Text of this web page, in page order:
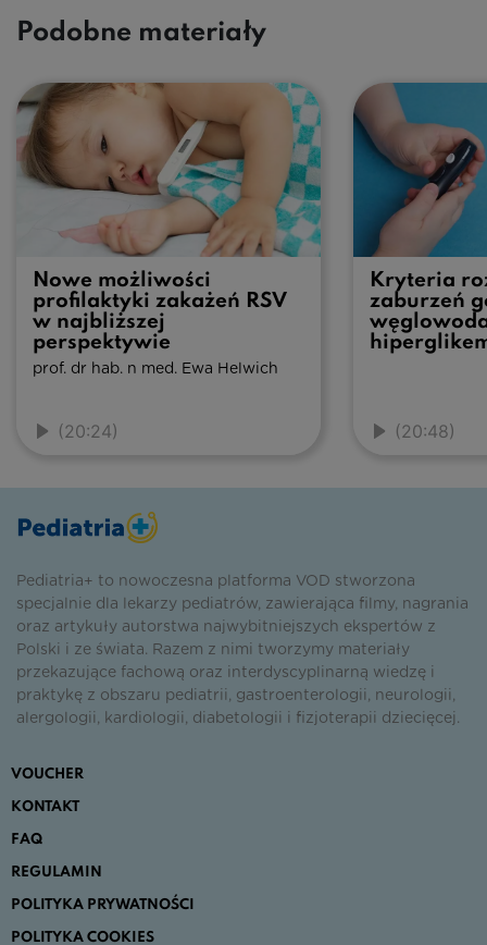
Podobne materiały
Nowe możliwości
profilaktyki zakażeń RSV
w najbliższej
perspektywie
prof. dr hab. n med. Ewa Helwich
(20:24)
Kryteria
zaburzeń
(20:48)
Pediatria+ to nowoczesna platforma VOD stworzona
specjalnie dla lekarzy pediatrów, zawierająca filmy, nagrania
oraz artykuły autorstwa najwybitniejszych ekspertów z
Polski i ze świata. Razem z nimi tworzymy materiały
przekazujące fachową oraz interdyscyplinarną wiedzę i
praktykę z obszaru pediatrii, gastroenterologii, neurologii,
alergologii, kardiologii, diabetologii i fizjoterapii dziecięcej.
VOUCHER
KONTAKT
FAQ
REGULAMIN
POLITYKA PRYWATNOŚCI
POLITYKA COOKIES